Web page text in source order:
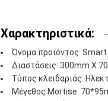
Χαρακτηριστικά:
Όνομα προϊόντος:
Διαστάσεις: 300mm X
Τύπος κλειδαριάς:
Μέγεθος Mortise: